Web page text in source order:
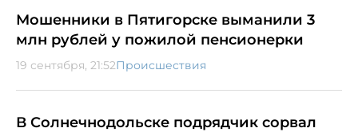
Мошенники в Пятигорске выманили 3
млн рублей у пожилой пенсионерки
19 сентября, 21:52Происшествия
В Солнечнодольске подрядчик сорвал